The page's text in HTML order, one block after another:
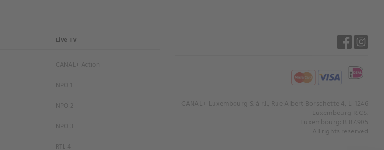
Live TV
CANAL+ Action
NPO 1
NPO 2
NPO 3
RTL 4
CANAL+ Luxembourg S. à r.l., Rue Albert Borschette 4, L-1246
Luxembourg R.C.S.
Luxembourg: B 87.905
All rights reserved